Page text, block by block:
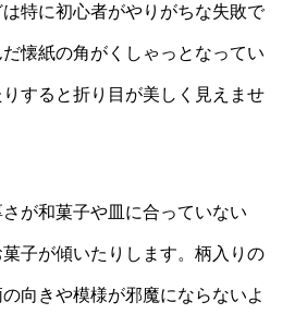
特に初心者がやりがちな失敗で
懐紙の角がくしゃっとなってい
すると折り目が美しく見えませ
が和菓子や皿に合っていない
子が傾いたりします。柄入りの
向きや模様が邪魔にならないよ